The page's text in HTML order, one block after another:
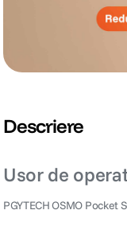
Descriere
Usor de
PGYTECH OSMO